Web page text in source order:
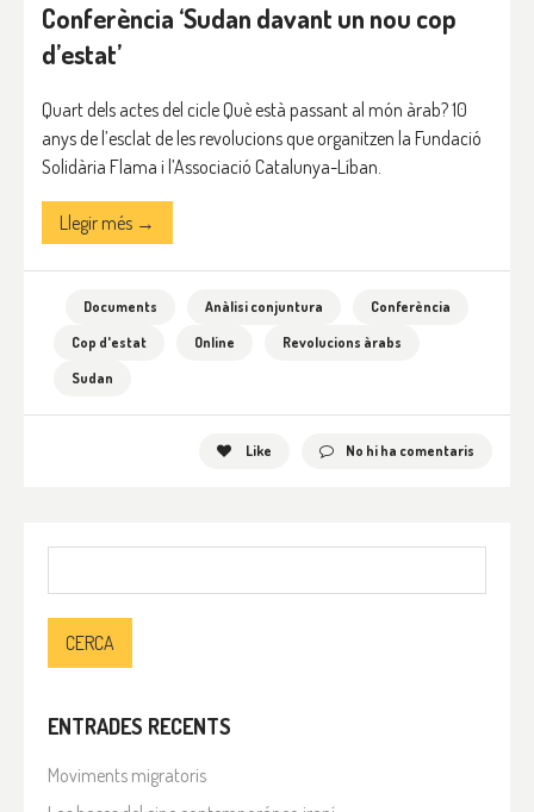
Conferència ‘Sudan davant un nou cop
d’estat’
Quart dels actes del cicle Què està passant al món àrab? 10
anys de l’esclat de les revolucions que organitzen la Fundació
Solidària Flama i l’Associació Catalunya-Líban.
Llegir més →
Documents Anàlisi conjuntura
Conferència
Cop d'estat
Online
Revolucions àrabs
Sudan
Like No hi ha comentaris
ENTRADES RECENTS
Moviments migratoris